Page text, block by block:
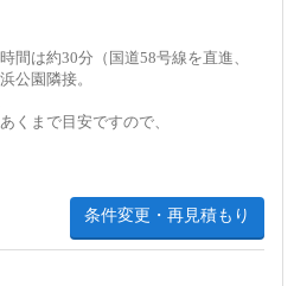
間は約30分（国道58号線を直進、
公園隣接。
くまで目安ですので、
条件変更・再見積もり